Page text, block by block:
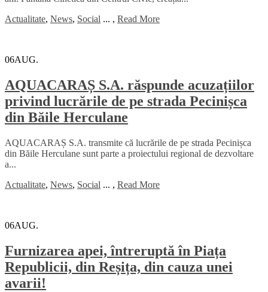
Actualitate, News, Social ... , Read More
06AUG.
AQUACARAȘ S.A. răspunde acuzațiilor
privind lucrările de pe strada Pecinișca
din Băile Herculane
AQUACARAȘ S.A. transmite că lucrările de pe strada Pecinișca
din Băile Herculane sunt parte a proiectului regional de dezvoltare
a...
Actualitate, News, Social ... , Read More
06AUG.
Furnizarea apei, întreruptă în Piața
Republicii, din Reșița, din cauza unei
avarii!